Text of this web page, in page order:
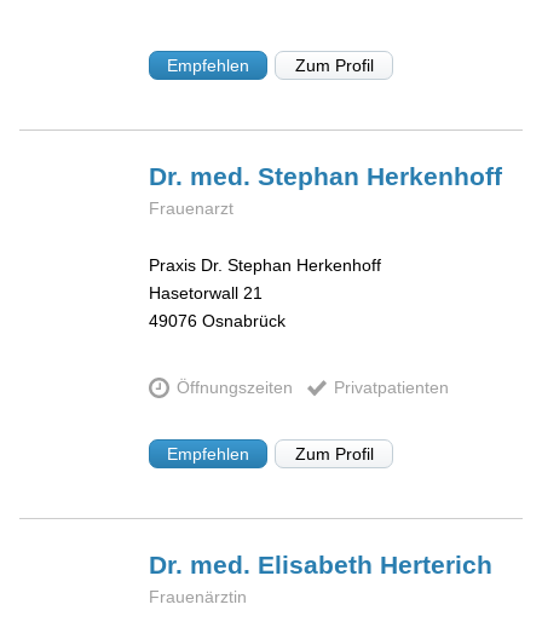
Empfehlen Zum Profil
Dr. med. Stephan Herkenhoff
Frauenarzt
Praxis Dr. Stephan Herkenhoff
Hasetorwall 21
49076 Osnabrück
Öffnungszeiten Privatpatienten
Empfehlen Zum Profil
Dr. med. Elisabeth Herterich
Frauenärztin